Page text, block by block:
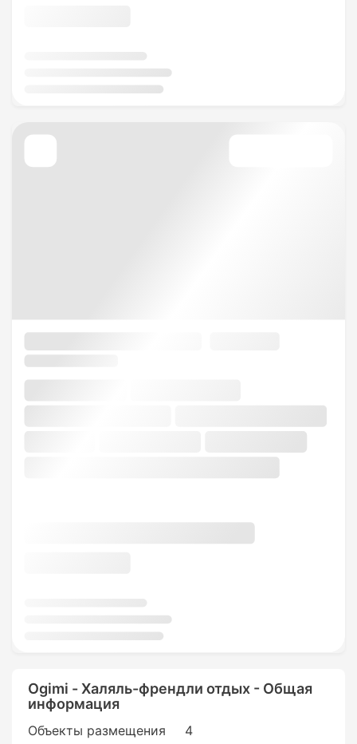
Ogimi - Халяль-френдли отдых - Общая
информация
Объекты размещения
4